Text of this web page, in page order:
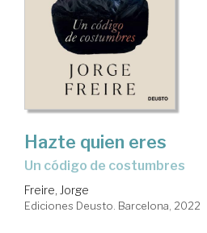
Hazte quien eres
un código de costumbres
Freire, Jorge
Ediciones Deusto. Barcelona, 2022